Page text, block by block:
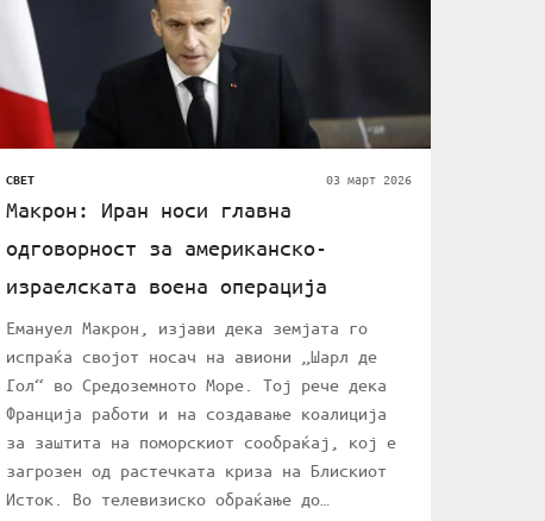
СВЕТ 03 март 2026
Макрон: Иран носи главна
одговорност за американско-
израелската воена операција
Емануел Макрон, изјави дека земјата го
испраќа својот носач на авиони „Шарл де
Гол“ во Средоземното Море. Тој рече дека
Франција работи и на создавање коалиција
за заштита на поморскиот сообраќај, кој е
загрозен од растечката криза на Блискиот
Исток. Во телевизиско обраќање до…